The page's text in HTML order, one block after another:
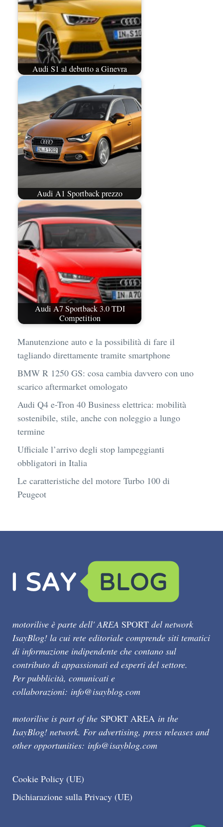
Audi S1 al debutto a Ginevra
Audi A1 Sportback prezzo
Audi A7 Sportback 3.0 TDI
Competition
Manutenzione auto e la possibilità di fare il
tagliando direttamente tramite smartphone
BMW R 1250 GS: cosa cambia davvero con uno
scarico aftermarket omologato
Audi Q4 e-Tron 40 Business elettrica: mobilità
sostenibile, stile, anche con noleggio a lungo
termine
Ufficiale l’arrivo degli stop lampeggianti
obbligatori in Italia
Le caratteristiche del motore Turbo 100 di
Peugeot
motorilive è parte dell' AREA SPORT del network
IsayBlog! la cui rete editoriale comprende siti tematici
di informazione indipendente che contano sul
contributo di appassionati ed esperti del settore.
Per pubblicità, comunicati e
collaborazioni: info@isayblog.com
motorilive is part of the SPORT AREA in the
IsayBlog! network. For advertising, press releases and
other opportunities: info@isayblog.com
Cookie Policy (UE)
Dichiarazione sulla Privacy (UE)